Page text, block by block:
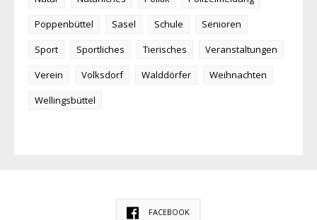
Poppenbüttel
Sasel Schule
Senioren
Sport
Sportliches Tierisches
Veranstaltungen
Verein
Volksdorf Walddörfer
Weihnachten
Wellingsbüttel
FACEBOOK